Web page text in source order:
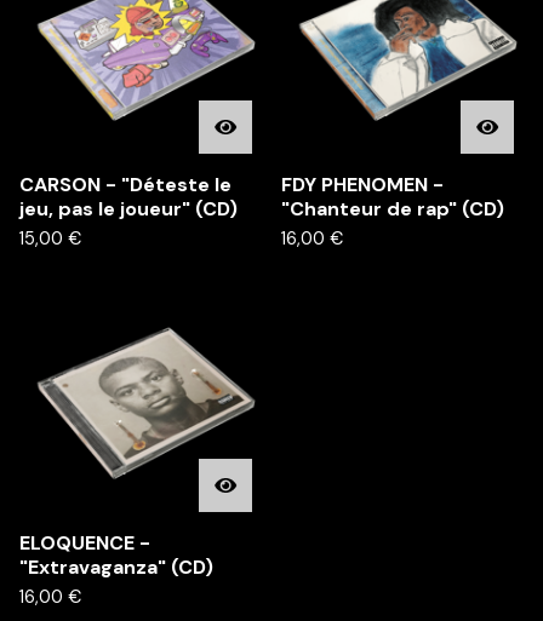
CARSON - "Déteste le
jeu, pas le joueur" (CD)
15,00 €
FDY PHENOMEN -
"Chanteur de rap" (CD)
16,00 €
ELOQUENCE -
"Extravaganza" (CD)
16,00 €